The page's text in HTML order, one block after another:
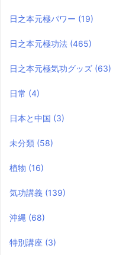
日之本元極パワー (19)
日之本元極功法 (465)
日之本元極気功グッズ (63)
日常 (4)
日本と中国 (3)
未分類 (58)
植物 (16)
気功講義 (139)
沖縄 (68)
特別講座 (3)